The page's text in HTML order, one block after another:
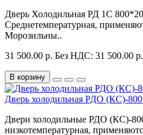
Дверь Холодильная РД 1С
Среднетемпературная,
Морозильны..
31 500.00 р. Без НДС: 31 500.00 р.
В корзину
Дверь холодильная РДО (КС)-
Двери холодильные РДО (КС)-
низкотемпературная,